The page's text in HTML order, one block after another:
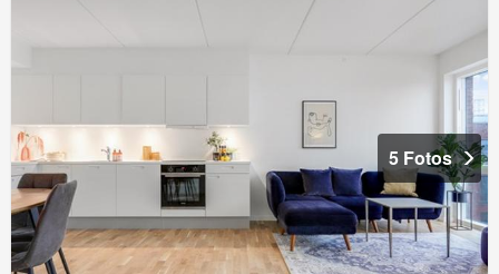
5 Fotos